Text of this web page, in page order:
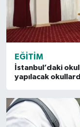
EĞITIM
İstanbul’daki
yapılacak